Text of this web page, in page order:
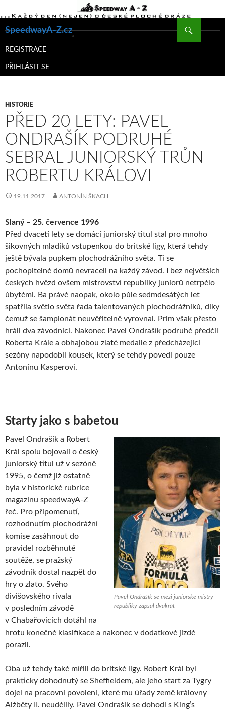
SpeedwayA-Z.cz
K
WEBU
REGISTRACE
PŘIHLÁSIT SE
HISTORIE
PŘED 20 LETY: PAVEL
ONDRAŠÍK PODRUHÉ
SEBRAL JUNIORSKÝ TRŮN
ROBERTU KRÁLOVI
19.11.2017 ANTONÍN ŠKACH
Slaný – 25. července 1996
Před dvaceti lety se domácí juniorský titul stal pro mnoho
šikovných mladíků vstupenkou do britské ligy, která tehdy
ještě bývala pupkem plochodrážního světa. Ti se
pochopitelně domů nevraceli na každý závod. I bez největších
českých hvězd ovšem mistrovství republiky juniorů netrpělo
úbytěmi. Ba právě naopak, okolo půle sedmdesátých let
spatřila světlo světa řada talentovaných plochodrážníků, díky
čemuž se šampionát neuvěřitelně vyrovnal. Prim však přesto
hráli dva závodníci. Nakonec Pavel Ondrašík podruhé předčil
Roberta Krále a obhajobou zlaté medaile z předcházející
sezóny napodobil kousek, který se tehdy povedl pouze
Antonínu Kasperovi.
Starty jako s babetou
Pavel Ondrašík se mezi juniorské mistry
republiky zapsal dvakrát
Pavel Ondrašík a Robert
Král spolu bojovali o český
juniorský titul už v sezóně
1995, o čemž již ostatně
byla v historické rubrice
magazínu speedwayA-Z
řeč. Pro připomenutí,
rozhodnutím plochodrážní
komise zasáhnout do
pravidel rozběhnuté
soutěže, se pražský
závodník dostal nazpět do
hry o zlato. Svého
divišovského rivala
v posledním závodě
v Chabařovicích dotáhl na
hrotu konečné klasifikace a nakonec v dodatkové jízdě
porazil.
Oba už tehdy také mířili do britské ligy. Robert Král byl
prakticky dohodnutý se Sheffieldem, ale jeho start za Tygry
dojel na pracovní povolení, které mu úřady země královny
Alžběty II. neudělily. Pavel Ondrašík se dohodl s King’s